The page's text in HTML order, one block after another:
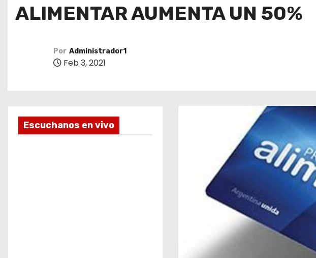
ALIMENTAR AUMENTA UN 50%
Por Administrador1
Feb 3, 2021
Escuchanos en vivo